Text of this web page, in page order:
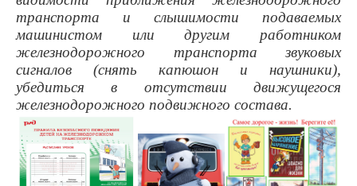
транспорта и слышимости подаваемых
машинистом или другим работником
железнодорожного транспорта звуковых
сигналов (снять капюшон и наушники),
убедиться в отсутствии движущегося
железнодорожного подвижного состава.